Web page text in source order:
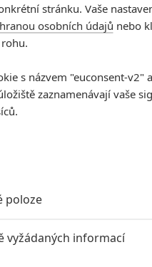
stránku. Vaše
osobních údajů nebo
s názvem "euconsent-v2"
zaznamenávají vaše
poloze
vyžádaných informací